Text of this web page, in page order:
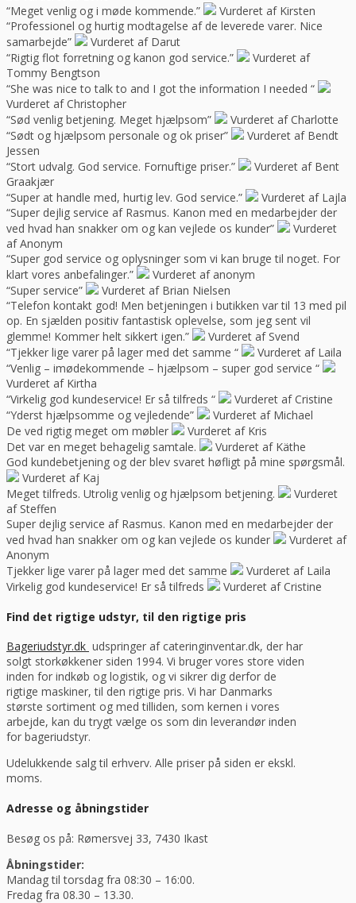
“Meget venlig og i møde kommende.”
Vurderet af Kirsten
“Professionel og hurtig modtagelse af de leverede varer. Nice
samarbejde”
Vurderet af Darut
“Rigtig flot forretning og kanon god service.”
Vurderet af
Tommy Bengtson
“She was nice to talk to and I got the information I needed “
Vurderet af Christopher
“Sød venlig betjening. Meget hjælpsom”
Vurderet af Charlotte
“Sødt og hjælpsom personale og ok priser”
Vurderet af Bendt
Jessen
“Stort udvalg. God service. Fornuftige priser.”
Vurderet af Bent
Graakjær
“Super at handle med, hurtig lev. God service.”
Vurderet af Lajla
“Super dejlig service af Rasmus. Kanon med en medarbejder der
ved hvad han snakker om og kan vejlede os kunder”
Vurderet
af Anonym
“Super god service og oplysninger som vi kan bruge til noget. For
klart vores anbefalinger.”
Vurderet af anonym
“Super service”
Vurderet af Brian Nielsen
“Telefon kontakt god! Men betjeningen i butikken var til 13 med pil
op. En sjælden positiv fantastisk oplevelse, som jeg sent vil
glemme! Kommer helt sikkert igen.”
Vurderet af Svend
“Tjekker lige varer på lager med det samme “
Vurderet af Laila
“Venlig – imødekommende – hjælpsom – super god service “
Vurderet af Kirtha
“Virkelig god kundeservice! Er så tilfreds “
Vurderet af Cristine
“Yderst hjælpsomme og vejledende”
Vurderet af Michael
De ved rigtig meget om møbler
Vurderet af Kris
Det var en meget behagelig samtale.
Vurderet af Käthe
God kundebetjening og der blev svaret høfligt på mine spørgsmål.
Vurderet af Kaj
Meget tilfreds. Utrolig venlig og hjælpsom betjening.
Vurderet
af Steffen
Super dejlig service af Rasmus. Kanon med en medarbejder der
ved hvad han snakker om og kan vejlede os kunder
Vurderet af
Anonym
Tjekker lige varer på lager med det samme
Vurderet af Laila
Virkelig god kundeservice! Er så tilfreds
Vurderet af Cristine
Find det rigtige udstyr, til den rigtige pris
Bageriudstyr.dk udspringer af cateringinventar.dk, der har
solgt storkøkkener siden 1994. Vi bruger vores store viden
inden for indkøb og logistik, og vi sikrer dig derfor de
rigtige maskiner, til den rigtige pris. Vi har Danmarks
største sortiment og med tilliden, som kernen i vores
arbejde, kan du trygt vælge os som din leverandør inden
for bageriudstyr.
Udelukkende salg til erhverv. Alle priser på siden er ekskl.
moms.
Adresse og åbningstider
Besøg os på: Rømersvej 33, 7430 Ikast
Åbningstider:
Mandag til torsdag fra 08:30 – 16:00.
Fredag fra 08.30 – 13.30.